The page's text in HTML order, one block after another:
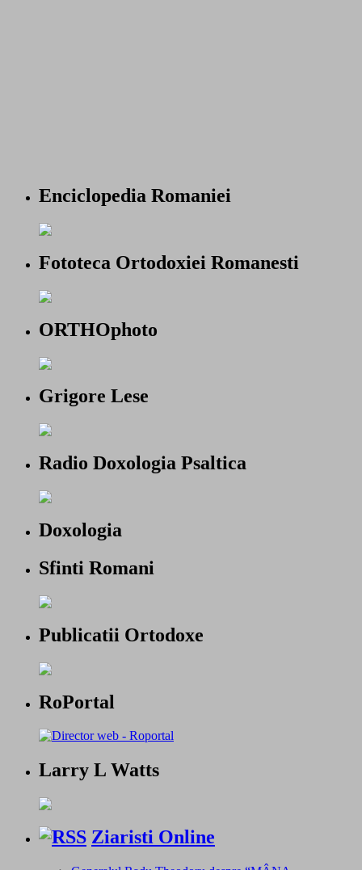
Enciclopedia Romaniei
Fototeca Ortodoxiei Romanesti
ORTHOphoto
Grigore Lese
Radio Doxologia Psaltica
Doxologia
Sfinti Romani
Publicatii Ortodoxe
RoPortal
Larry L Watts
Ziaristi Online